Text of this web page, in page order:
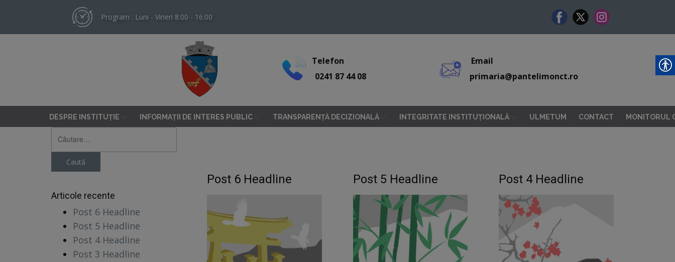
Program : Luni - Vineri 8:00 - 16:00
Email
primaria@pantelimonct.ro
Telefon
0241 87 44 08
DESPRE INSTITUȚIE INFORMAȚII DE INTERES PUBLIC TRANSPARENȚĂ DECIZIONALĂ INTEGRITATE INSTITUȚIONALĂ ULMETUM CONTACT MONITORUL
Articole recente
Post 6 Headline
Post 5 Headline
Post 4 Headline
Post 3 Headline
Post 6 Headline Post 5 Headline Post 4 Headline